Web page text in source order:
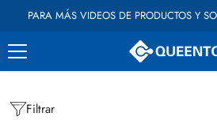
Saltar al contenido
PARA MÁS VIDEOS DE PRODUCTOS Y
Filtrar